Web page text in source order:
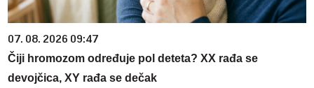
07. 08. 2026 09:47
Čiji hromozom određuje pol deteta? XX rađa se
devojčica, XY rađa se dečak